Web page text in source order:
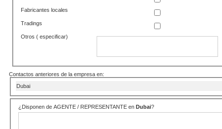
Fabricantes locales
Tradings
Otros ( especificar)
Contactos anteriores de la empresa en:
Dubai
¿Disponen de AGENTE / REPRESENTANTE en Dubai?